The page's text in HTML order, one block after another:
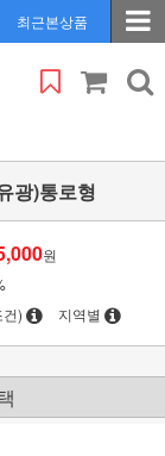
최근본상품
광)통로형
원
건) 지역별